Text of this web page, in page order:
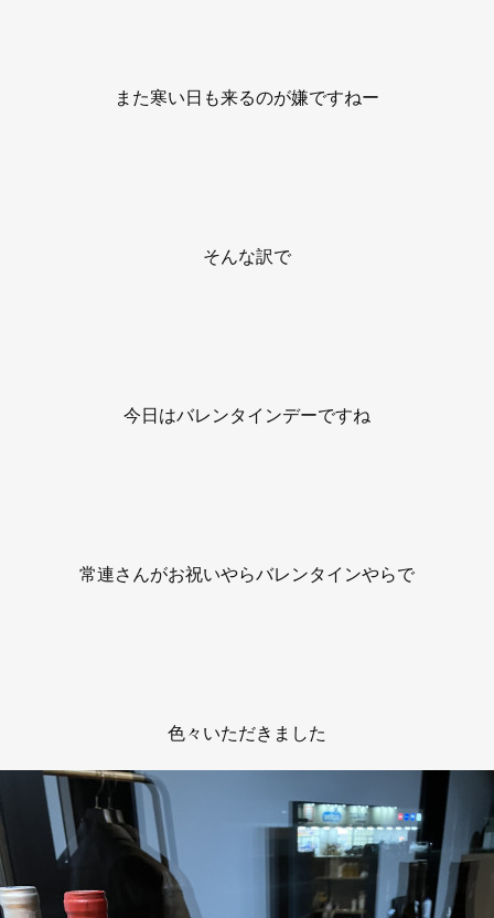
また寒い日も来るのが嫌ですねー
そんな訳で
今日はバレンタインデーですね
常連さんがお祝いやらバレンタインやらで
色々いただきました